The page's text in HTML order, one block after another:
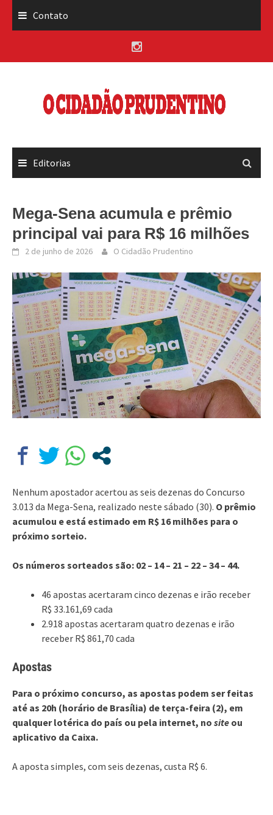
Contato
Editorias
Mega-Sena acumula e prêmio
principal vai para R$ 16 milhões
2 de junho de 2026 O Cidadão Prudentino
Nenhum apostador acertou as seis dezenas do Concurso
3.013 da Mega-Sena, realizado neste sábado (30). O prêmio
acumulou e está estimado em R$ 16 milhões para o
próximo sorteio.
Os números sorteados são: 02 – 14 – 21 – 22 – 34 – 44.
46 apostas acertaram cinco dezenas e irão receber
R$ 33.161,69 cada
2.918 apostas acertaram quatro dezenas e irão
receber R$ 861,70 cada
Apostas
Para o próximo concurso, as apostas podem ser feitas
até as 20h (horário de Brasília) de terça-feira (2), em
qualquer lotérica do país ou pela internet, no site ou
aplicativo da Caixa.
A aposta simples, com seis dezenas, custa R$ 6.